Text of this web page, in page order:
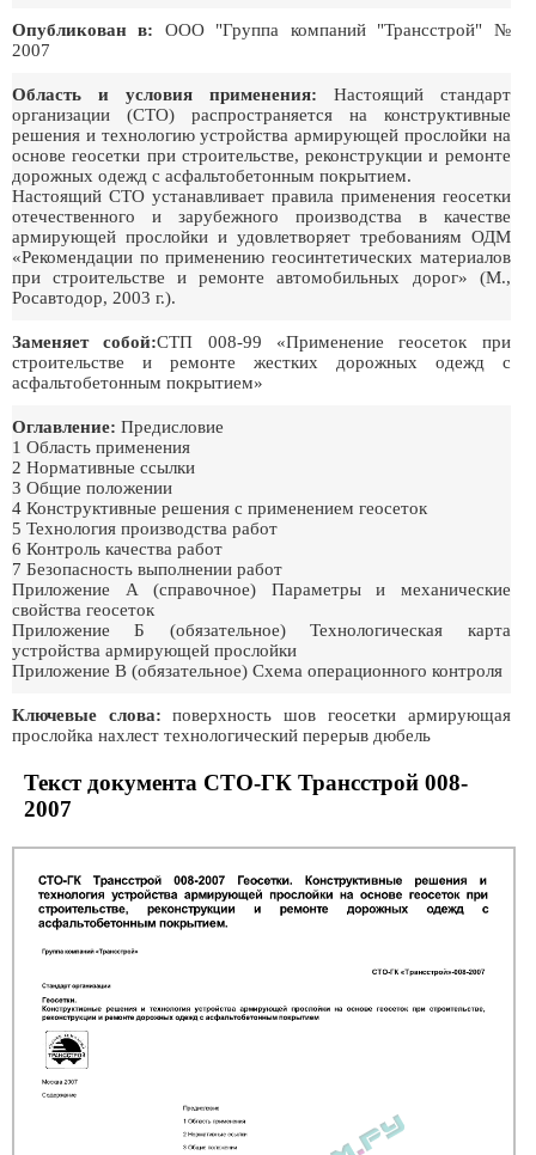
Опубликован в: ООО "Группа компаний "Трансстрой" №
2007
Область и условия применения: Настоящий стандарт
организации (СТО) распространяется на конструктивные
решения и технологию устройства армирующей прослойки на
основе геосетки при строительстве, реконструкции и ремонте
дорожных одежд с асфальтобетонным покрытием.
Настоящий СТО устанавливает правила применения геосетки
отечественного и зарубежного производства в качестве
армирующей прослойки и удовлетворяет требованиям ОДМ
«Рекомендации по применению геосинтетических материалов
при строительстве и ремонте автомобильных дорог» (М.,
Росавтодор, 2003 г.).
Заменяет собой:СТП 008-99 «Применение геосеток при
строительстве и ремонте жестких дорожных одежд с
асфальтобетонным покрытием»
Оглавление: Предисловие
1 Область применения
2 Нормативные ссылки
3 Общие положении
4 Конструктивные решения с применением геосеток
5 Технология производства работ
6 Контроль качества работ
7 Безопасность выполнении работ
Приложение А (справочное) Параметры и механические
свойства геосеток
Приложение Б (обязательное) Технологическая карта
устройства армирующей прослойки
Приложение В (обязательное) Схема операционного контроля
Ключевые слова: поверхность шов геосетки армирующая
прослойка нахлест технологический перерыв дюбель
Текст документа СТО-ГК Трансстрой 008-
2007